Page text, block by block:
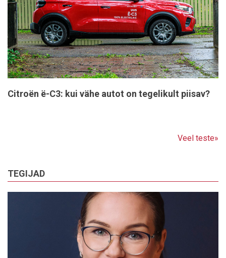
Citroën ë-C3: kui vähe autot on tegelikult piisav?
Veel teste»
TEGIJAD